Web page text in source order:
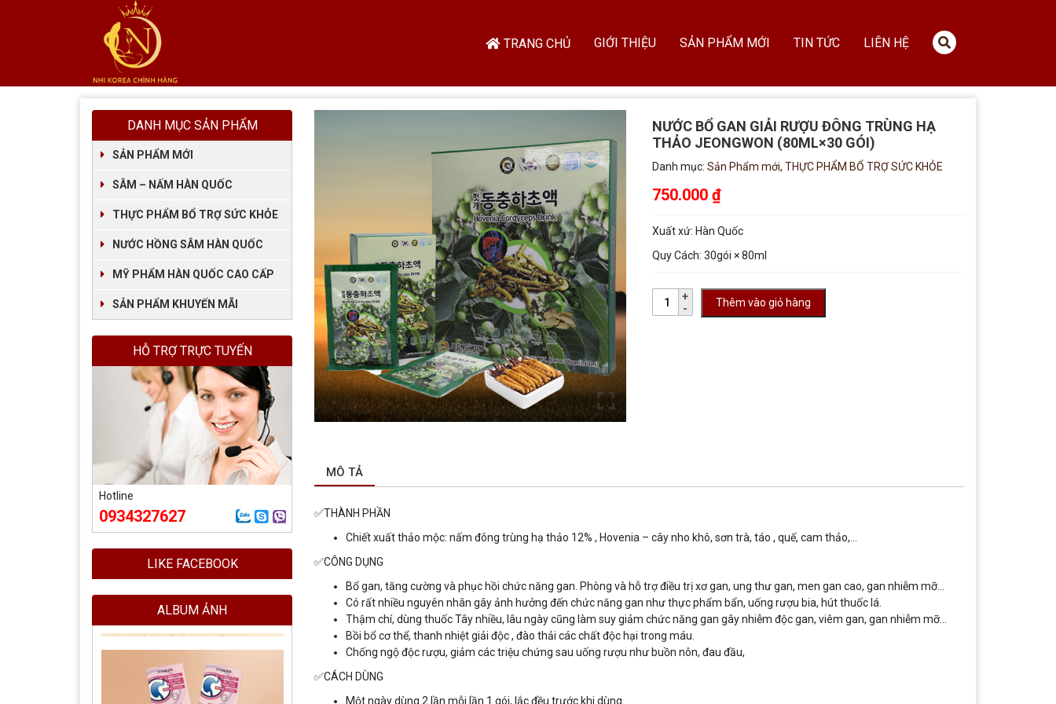
TRANG CHỦ GIỚI THIỆU SẢN PHẨM MỚI TIN TỨC LIÊN HỆ
NƯỚC BỔ GAN GIẢI RƯỢU ĐÔNG TRÙNG HẠ
THẢO JEONGWON (80ML×30 GÓI)
Danh mục:Sản Phẩm mới,THỰC PHẨM BỔ TRỢ SỨC KHỎE
750.000 ₫
Xuất xứ: Hàn Quốc
Quy Cách: 30gói × 80ml
Thêm vào giỏ hàng
MÔ TẢ
✅THÀNH PHẦN
Chiết xuất thảo mộc: nấm đông trùng hạ thảo 12% , Hovenia – cây nho khô, sơn trà, táo , quế, cam thảo,…
✅CÔNG DỤNG
Bổ gan, tăng cường và phục hồi chức năng gan. Phòng và hỗ trợ điều trị xơ gan, ung thư gan, men gan cao, gan nhiễm mỡ…
Có rất nhiều nguyên nhân gây ảnh hưởng đến chức năng gan như thực phẩm bẩn, uống rượu bia, hút thuốc lá.
Thậm chí, dùng thuốc Tây nhiều, lâu ngày cũng làm suy giảm chức năng gan gây nhiễm độc gan, viêm gan, gan nhiễm mỡ…
Bồi bổ cơ thể, thanh nhiệt giải độc , đào thải các chất độc hại trong máu.
Chống ngộ độc rượu, giảm các triệu chứng sau uống rượu như buồn nôn, đau đầu,
✅CÁCH DÙNG
Một ngày dùng 2 lần mỗi lần 1 gói, lắc đều trước khi dùng.
DANH MỤC SẢN PHẨM
SẢN PHẨM MỚI
SÂM – NẤM HÀN QUỐC
THỰC PHẨM BỔ TRỢ SỨC KHỎE
NƯỚC HỒNG SÂM HÀN QUỐC
MỸ PHẨM HÀN QUỐC CAO CẤP
SẢN PHẨM KHUYẾN MÃI
HỖ TRỢ TRỰC TUYẾN
Hotline
0934327627
LIKE FACEBOOK
ALBUM ẢNH